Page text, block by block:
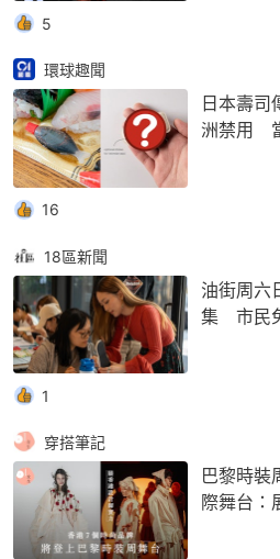
5
環球趣聞
日本壽司
洲禁用
16
18區新聞
油街周六
集 市民
1
穿搭筆記
巴黎時裝
際舞台：